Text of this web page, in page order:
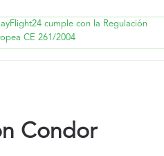
cumple con la Regulación
CE 261/2004
Condor